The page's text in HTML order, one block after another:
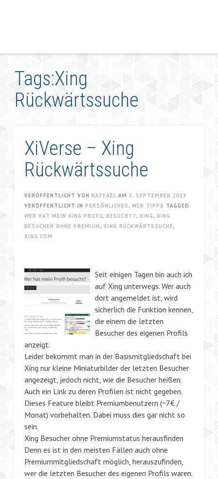
Tags:Xing
Rückwärtssuche
XiVerse – Xing
Rückwärtssuche
VERÖFFENTLICHT VON RAFFAEL AM 2. SEPTEMBER 2013
VERÖFFENTLICHT IN PERSÖNLICHES , WEB TIPPS TAGGED
WER HAT MEIN XING PROFIL BESUCHT? , XING , XING
BESUCHER OHNE PREMIUM , XING RÜCKWÄRTSSUCHE ,
XING.COM
Seit einigen Tagen bin auch ich
auf Xing unterwegs. Wer auch
dort angemeldet ist, wird
sicherlich die Funktion kennen,
die einem die letzten
Besucher des eigenen Profils
anzeigt.
Leider bekommt man in der Basismitgliedschaft bei
Xing nur kleine Miniaturbilder der letzten Besucher
angezeigt, jedoch nicht, wie die Besucher heißen.
Auch ein Link zu deren Profilen ist nicht gegeben.
Dieses Feature bleibt Premiumbenutzern (~7€ /
Monat) vorbehalten. Dabei muss dies gar nicht so
sein.
Xing Besucher ohne Premiumstatus herausfinden
Denn es ist in den meisten Fällen auch ohne
Premiummitgliedschaft möglich, herauszufinden,
wer die letzten Besucher des eigenen Profils waren.